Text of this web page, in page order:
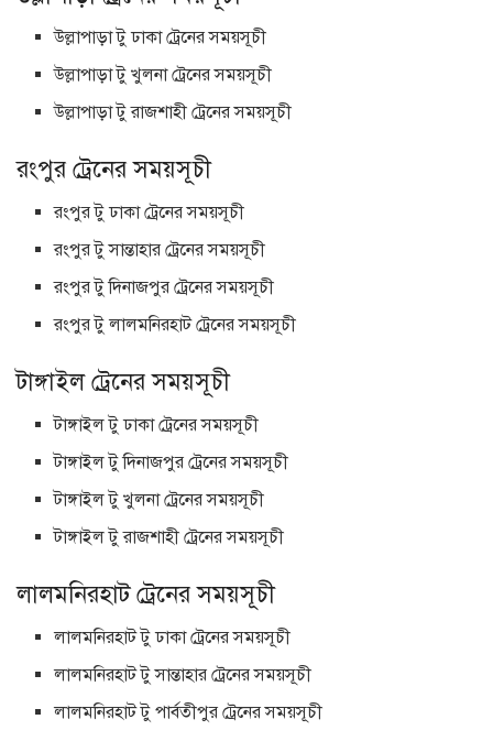
উল্লাপাড়া টু ঢাকা ট্রেনের সময়সূচী
উল্লাপাড়া টু খুলনা ট্রেনের সময়সূচী
উল্লাপাড়া টু রাজশাহী ট্রেনের সময়সূচী
রংপুর ট্রেনের সময়সূচী
রংপুর টু ঢাকা ট্রেনের সময়সূচী
রংপুর টু সান্তাহার ট্রেনের সময়সূচী
রংপুর টু দিনাজপুর ট্রেনের সময়সূচী
রংপুর টু লালমনিরহাট ট্রেনের সময়সূচী
টাঙ্গাইল ট্রেনের সময়সূচী
টাঙ্গাইল টু ঢাকা ট্রেনের সময়সূচী
টাঙ্গাইল টু দিনাজপুর ট্রেনের সময়সূচী
টাঙ্গাইল টু খুলনা ট্রেনের সময়সূচী
টাঙ্গাইল টু রাজশাহী ট্রেনের সময়সূচী
লালমনিরহাট ট্রেনের সময়সূচী
লালমনিরহাট টু ঢাকা ট্রেনের সময়সূচী
লালমনিরহাট টু সান্তাহার ট্রেনের সময়সূচী
লালমনিরহাট টু পার্বতীপুর ট্রেনের সময়সূচী